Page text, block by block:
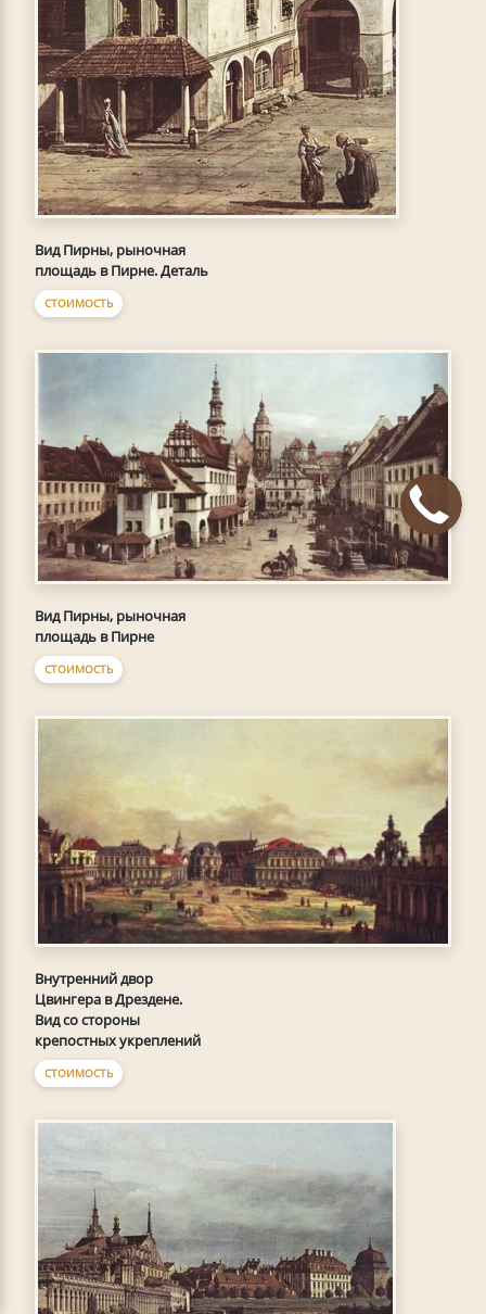
Вид Пирны, рыночная
площадь в Пирне. Деталь
СТОИМОСТЬ
Вид Пирны, рыночная
площадь в Пирне
СТОИМОСТЬ
Внутренний двор
Цвингера в Дрездене.
Вид со стороны
крепостных укреплений
СТОИМОСТЬ